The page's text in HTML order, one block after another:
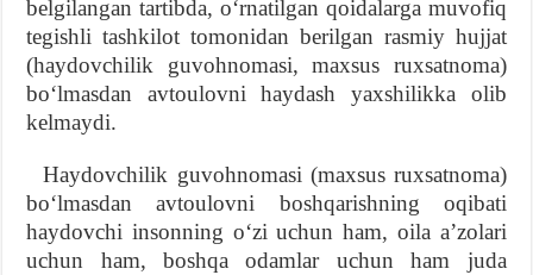
belgilangan tartibda, oʻrnatilgan qoidalarga muvofiq
tegishli tashkilot tomonidan berilgan rasmiy hujjat
(haydovchilik guvohnomasi, maxsus ruxsatnoma)
boʻlmasdan avtoulovni haydash yaxshilikka olib
kelmaydi.
Haydovchilik guvohnomasi (maxsus ruxsatnoma)
boʻlmasdan avtoulovni boshqarishning oqibati
haydovchi insonning oʻzi uchun ham, oila aʼzolari
uchun ham, boshqa odamlar uchun ham juda